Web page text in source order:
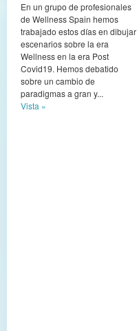
En un grupo de profesionales
de Wellness Spain hemos
trabajado estos días en dibujar
escenarios sobre la era
Wellness en la era Post
Covid19. Hemos debatido
sobre un cambio de
paradigmas a gran y...
Vista »